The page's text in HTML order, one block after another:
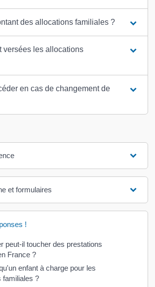
des allocations familiales ?
versées les allocations
en cas de changement de
et formulaires
!
peut-il toucher des prestations
France ?
enfant à charge pour les
familiales ?